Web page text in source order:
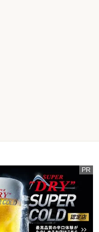
PR